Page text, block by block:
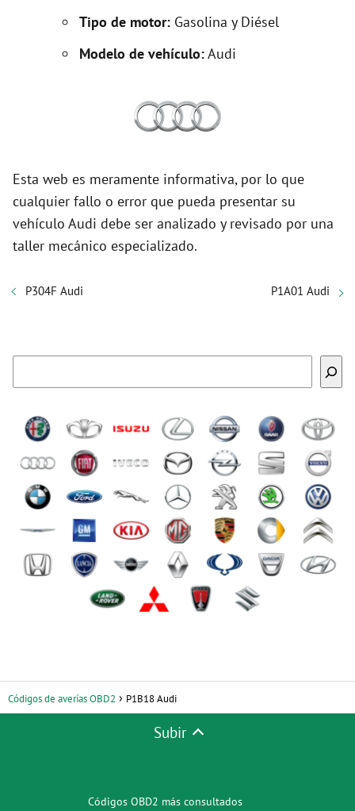
Tipo de motor: Gasolina y Diésel
Modelo de vehículo:Audi
Esta web es meramente informativa, por lo que
cualquier fallo o error que pueda presentar su
vehículo Audi debe ser analizado y revisado por una
taller mecánico especializado.
P304F Audi P1A01 Audi
Códigos de averías OBD2 P1B18 Audi
Subir
Códigos OBD2 más consultados